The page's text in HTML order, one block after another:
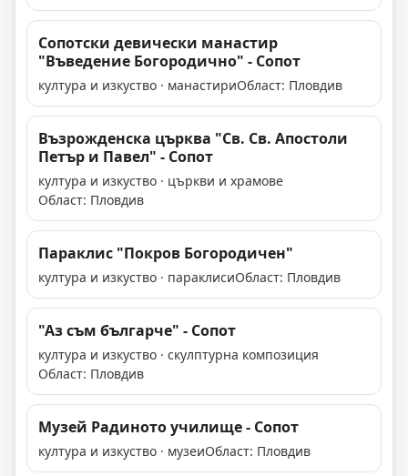
Сопотски девически манастир
"Въведение Богородично" - Сопот
култура и изкуство · манастириОбласт: Пловдив
Възрожденска църква "Св. Св. Апостоли
Петър и Павел" - Сопот
култура и изкуство · църкви и храмове
Област: Пловдив
Параклис "Покров Богородичен"
култура и изкуство · параклисиОбласт: Пловдив
"Аз съм българче" - Сопот
култура и изкуство · скулптурна композиция
Област: Пловдив
Музей Радиното училище - Сопот
култура и изкуство · музеиОбласт: Пловдив